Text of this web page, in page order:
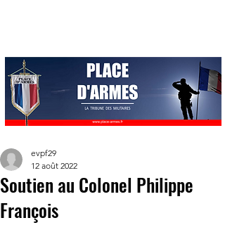
Soutien au Colonel Philippe
François
evpf29
12 août 2022